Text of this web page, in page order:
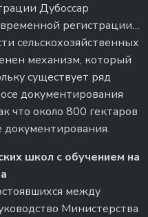
Дубоссар
регистрации…
сельскохозяйственных
механизм, который
существует ряд
документирования
что около 800 гектаров
документирования.
школ с обучением на
между
Министерства